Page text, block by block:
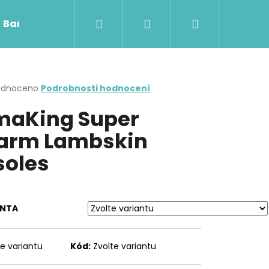
Barefoot obuv Skinners Rooty RUG
Přihlášení
Podrobnosti hodnocení
Super
Lambskin
variantu Kód: Zvolte variantu